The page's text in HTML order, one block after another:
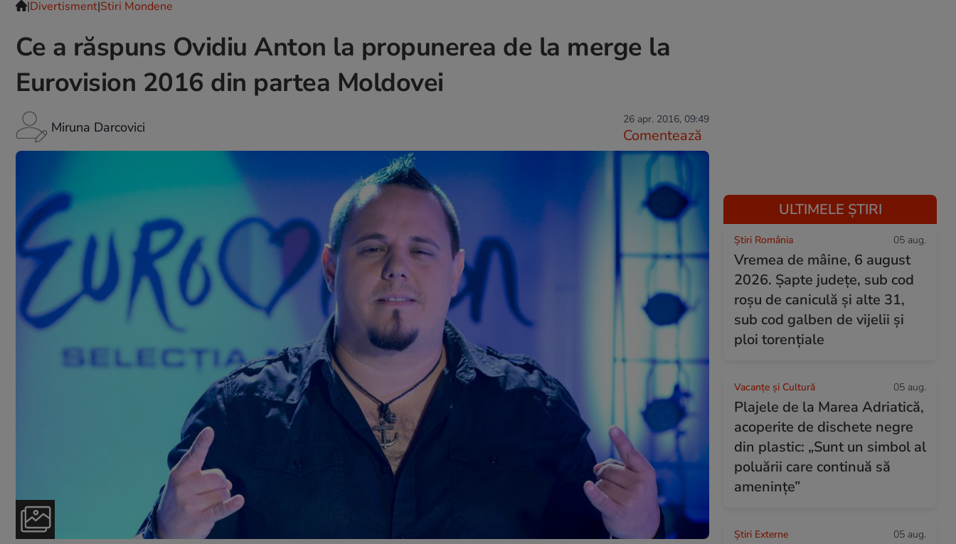
|Divertisment|Stiri Mondene
Ce a răspuns Ovidiu Anton la propunerea de la merge la
Eurovision 2016 din partea Moldovei
Miruna Darcovici 26 apr. 2016, 09:49
Comentează
ULTIMELE ȘTIRI
Știri România 05 aug.
Vremea de mâine, 6 august
2026. Șapte județe, sub cod
roșu de caniculă și alte 31,
sub cod galben de vijelii și
ploi torențiale
Vacanțe și Cultură 05 aug.
Plajele de la Marea Adriatică,
acoperite de dischete negre
din plastic: „Sunt un simbol al
poluării care continuă să
amenințe”
Știri Externe 05 aug.